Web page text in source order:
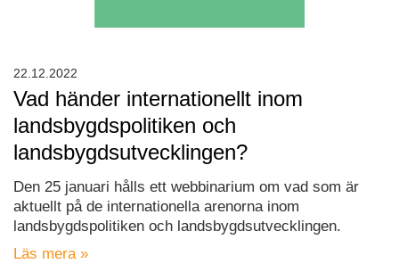
Vad händer internationellt inom
landsbygdspolitiken och
landsbygdsutvecklingen?
Den 25 januari hålls ett webbinarium om vad som är
aktuellt på de internationella arenorna inom
landsbygdspolitiken och landsbygdsutvecklingen.
Läs mera »
22.12.2022